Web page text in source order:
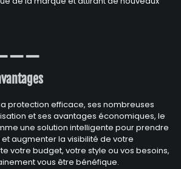
protection efficace, ses nombreuses
et ses avantages économiques, le
une solution intelligente pour prendre
augmenter la visibilité de votre
votre budget, votre style ou vos besoins,
vous être bénéfique.